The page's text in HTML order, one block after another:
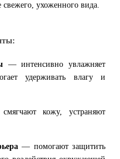
ухоженного вида.
— интенсивно увлажняет
удерживать влагу и
кожу, устраняют
— помогают защитить